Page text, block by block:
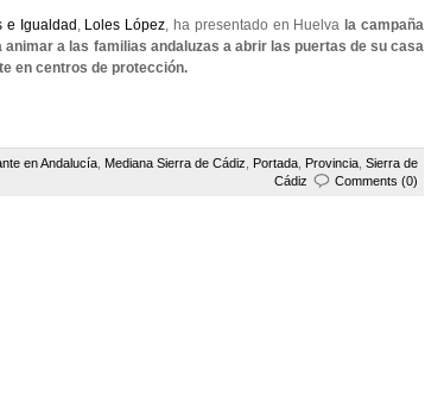
e Igualdad , Loles López, ha presentado en Huelva la campaña
animar a las familias andaluzas a abrir las puertas de su casa
en centros de protección.
en Andalucía Mediana Sierra de Cádiz Portada Provincia Sierra de
Cádiz
Comments (0)